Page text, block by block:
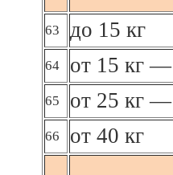
63 до 15 кг
64 от 15 кг
65 от 25 кг
66 от 40 кг